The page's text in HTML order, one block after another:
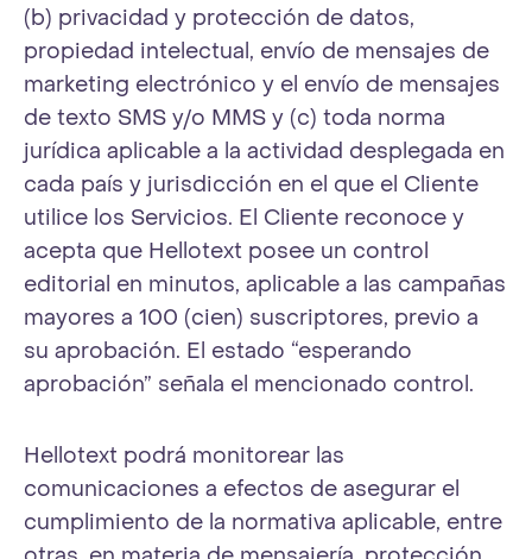
(b) privacidad y protección de datos,
propiedad intelectual, envío de mensajes de
marketing electrónico y el envío de mensajes
de texto SMS y/o MMS y (c) toda norma
jurídica aplicable a la actividad desplegada en
cada país y jurisdicción en el que el Cliente
utilice los Servicios. El Cliente reconoce y
acepta que Hellotext posee un control
editorial en minutos, aplicable a las campañas
mayores a 100 (cien) suscriptores, previo a
su aprobación. El estado “esperando
aprobación” señala el mencionado control.
Hellotext podrá monitorear las
comunicaciones a efectos de asegurar el
cumplimiento de la normativa aplicable, entre